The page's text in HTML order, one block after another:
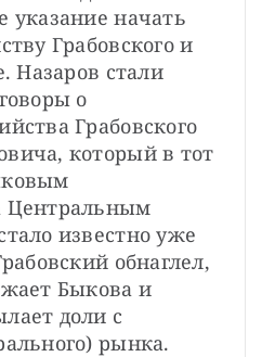
указание начать
Грабовского и
Назаров стали
о
Грабовского
который в тот
Центральным
известно уже
обнаглел,
Быкова и
доли с
рынка.